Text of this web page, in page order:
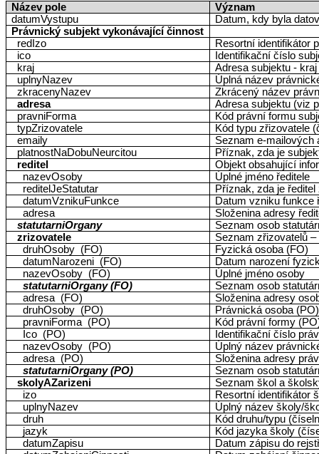
Název pole
Význam
datumVystupu
Datum, kdy byla
Právnický subjekt vykonávající činnost
redIzo
Resortní identifikátor
ico
Identifikační číslo
kraj
Adresa subjektu - kraj
uplnyNazev
Úplná název
zkracenyNazev
Zkrácený název
adresa
Adresa subjektu (viz
pravniForma
Kód právní formu
typZrizovatele
Kód typu zřizovatele
emaily
Seznam e-mailových
platnostNaDobuNeurcitou
Příznak, zda je
reditel
Objekt obsahující
nazevOsoby
Úplné jméno ředitele
reditelJeStatutar
Příznak, zda je
datumVznikuFunkce
Datum vzniku funkce
adresa
Složenina adresy
statutarniOrgany
Seznam osob
zrizovatele
Seznam zřizovatelů
druhOsoby (FO)
Fyzická osoba (FO)
datumNarozeni (FO)
Datum narození
nazevOsoby (FO)
Úplné jméno osoby
statutarniOrgany (FO)
Seznam osob
adresa (FO)
Složenina adresy
druhOsoby (PO)
Právnická osoba (PO)
pravniForma (PO)
Kód právní formy
Ico (PO)
Identifikační číslo
nazevOsoby (PO)
Úplný název
adresa (PO)
Složenina adresy
statutarniOrgany (PO)
Seznam osob
skolyAZarizeni
Seznam škol a
izo
Resortní identifikátor
uplnyNazev
Úplný název školy/
druh
Kód druhu/typu
jazyk
Kód jazyka školy
datumZapisu
Datum zápisu do